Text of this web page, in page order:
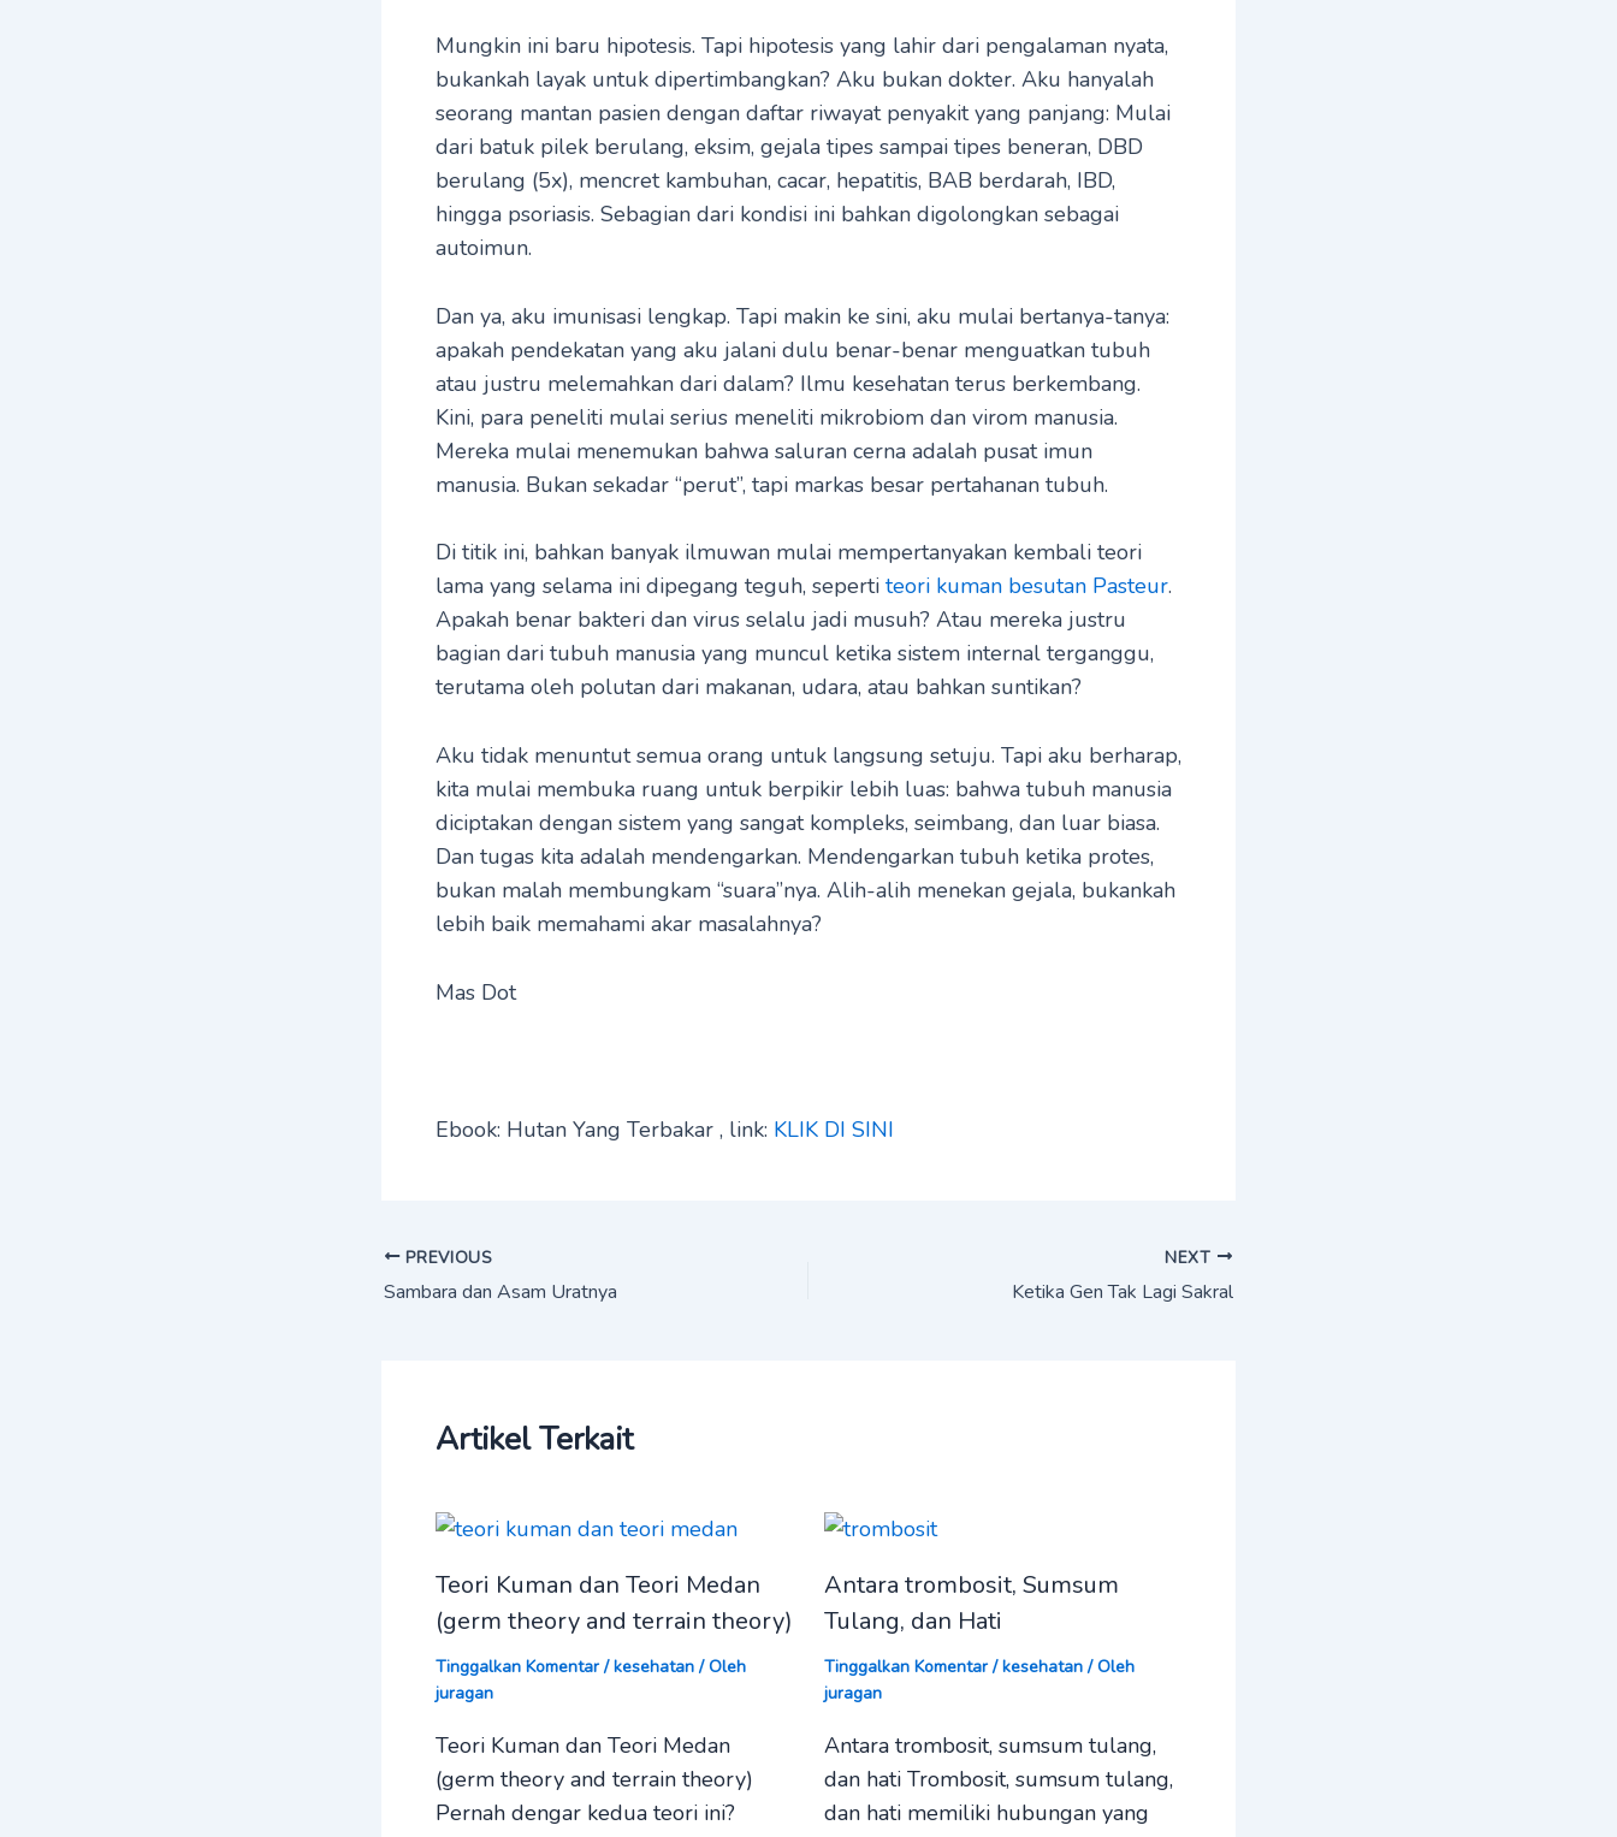
Mungkin ini baru hipotesis. Tapi hipotesis yang lahir dari pengalaman nyata,
bukankah layak untuk dipertimbangkan? Aku bukan dokter. Aku hanyalah
seorang mantan pasien dengan daftar riwayat penyakit yang panjang: Mulai
dari batuk pilek berulang, eksim, gejala tipes sampai tipes beneran, DBD
berulang (5x), mencret kambuhan, cacar, hepatitis, BAB berdarah, IBD,
hingga psoriasis. Sebagian dari kondisi ini bahkan digolongkan sebagai
autoimun.
Dan ya, aku imunisasi lengkap. Tapi makin ke sini, aku mulai bertanya-tanya:
apakah pendekatan yang aku jalani dulu benar-benar menguatkan tubuh
atau justru melemahkan dari dalam? Ilmu kesehatan terus berkembang.
Kini, para peneliti mulai serius meneliti mikrobiom dan virom manusia.
Mereka mulai menemukan bahwa saluran cerna adalah pusat imun
manusia. Bukan sekadar “perut”, tapi markas besar pertahanan tubuh.
Di titik ini, bahkan banyak ilmuwan mulai mempertanyakan kembali teori
lama yang selama ini dipegang teguh, seperti teori kuman besutan Pasteur.
Apakah benar bakteri dan virus selalu jadi musuh? Atau mereka justru
bagian dari tubuh manusia yang muncul ketika sistem internal terganggu,
terutama oleh polutan dari makanan, udara, atau bahkan suntikan?
Aku tidak menuntut semua orang untuk langsung setuju. Tapi aku berharap,
kita mulai membuka ruang untuk berpikir lebih luas: bahwa tubuh manusia
diciptakan dengan sistem yang sangat kompleks, seimbang, dan luar biasa.
Dan tugas kita adalah mendengarkan. Mendengarkan tubuh ketika protes,
bukan malah membungkam “suara”nya. Alih-alih menekan gejala, bukankah
lebih baik memahami akar masalahnya?
Mas Dot
Ebook: Hutan Yang Terbakar , link: KLIK DI SINI
PREVIOUS
Sambara dan Asam Uratnya
NEXT
Ketika Gen Tak Lagi Sakral
Artikel Terkait
Teori Kuman dan Teori Medan
(germ theory and terrain theory)
Tinggalkan Komentar /kesehatan / Oleh
juragan
Teori Kuman dan Teori Medan
(germ theory and terrain theory)
Pernah dengar kedua teori ini?
Antara trombosit, Sumsum
Tulang, dan Hati
Tinggalkan Komentar /kesehatan/ Oleh
juragan
Antara trombosit, sumsum tulang,
dan hati Trombosit, sumsum tulang,
dan hati memiliki hubungan yang